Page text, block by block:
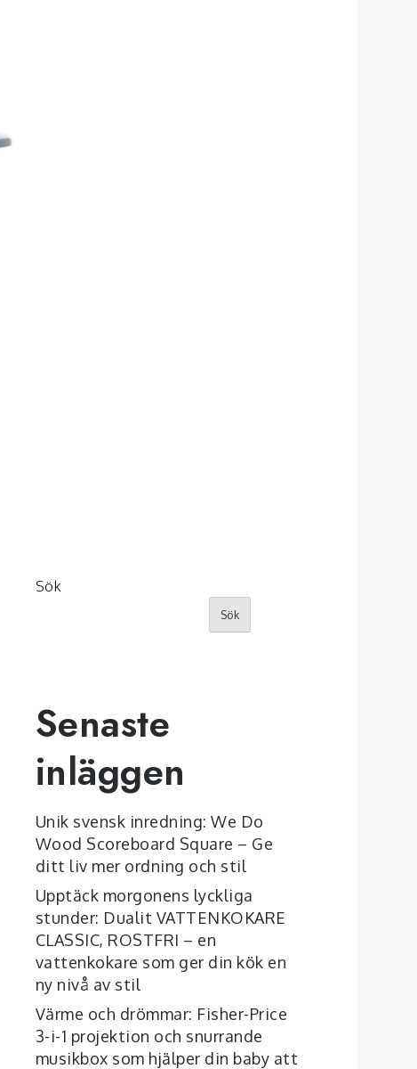
Sök
Sök
Senaste
inläggen
Unik svensk inredning: We Do
Wood Scoreboard Square – Ge
ditt liv mer ordning och stil
Upptäck morgonens lyckliga
stunder: Dualit VATTENKOKARE
CLASSIC, ROSTFRI – en
vattenkokare som ger din kök en
ny nivå av stil
Värme och drömmar: Fisher-Price
3-i-1 projektion och snurrande
musikbox som hjälper din baby att